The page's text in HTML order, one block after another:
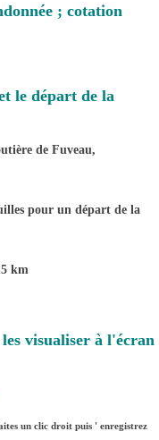
; cotation
le départ de la
de Fuveau,
pour un départ de la
km
visualiser à l'écran
un clic droit puis ' enregistrez